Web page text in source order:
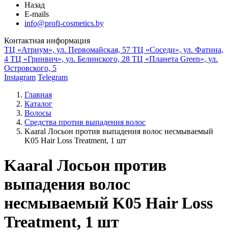
Назад
E-mails
info@profi-cosmetics.by
Контактная информация
ТЦ «Атриум», ул. Первомайская, 57 ТЦ «Соседи», ул. Фатина,
4 ТЦ «Гринвич», ул. Белинского, 28 ТЦ «Планета Green», ул.
Островского, 5
Instagram Telegram
Главная
Каталог
Волосы
Средства против выпадения волос
Kaaral Лосьон против выпадения волос несмываемый
K05 Hair Loss Treatment, 1 шт
Kaaral Лосьон против
выпадения волос
несмываемый K05 Hair Loss
Treatment, 1 шт